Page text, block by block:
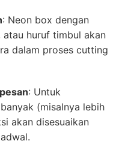
: Neon box dengan
huruf timbul akan
dalam proses cutting
: Untuk
(misalnya lebih
akan disesuaikan